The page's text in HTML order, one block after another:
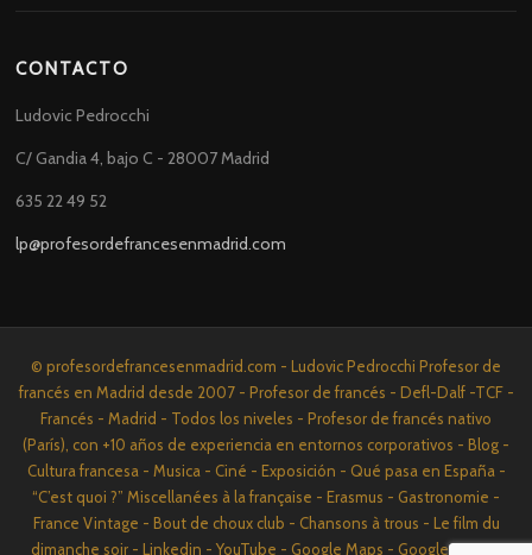
CONTACTO
Ludovic Pedrocchi
C/ Gandia 4, bajo C - 28007 Madrid
635 22 49 52
lp@profesordefrancesenmadrid.com
© profesordefrancesenmadrid.com - Ludovic Pedrocchi Profesor de
francés en Madrid desde 2007 - Profesor de francés - Defl-Dalf -TCF -
Francés - Madrid - Todos los niveles - Profesor de francés nativo
(París), con +10 años de experiencia en entornos corporativos - Blog -
Cultura francesa - Musica - Ciné - Exposición - Qué pasa en España -
“C’est quoi ?” Miscellanées à la française - Erasmus - Gastronomie -
France Vintage - Bout de choux club - Chansons à trous - Le film du
dimanche soir - Linkedin - YouTube - Google Maps - Google News -